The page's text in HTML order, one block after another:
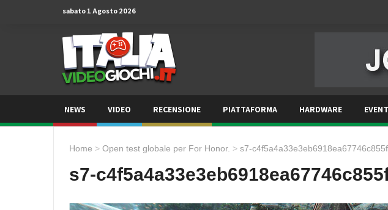
sabato 1 Agosto 2026
NEWS VIDEO RECENSIONE PIATTAFORMA HARDWARE
Home > Open test globale per For Honor. > s7-
s7-